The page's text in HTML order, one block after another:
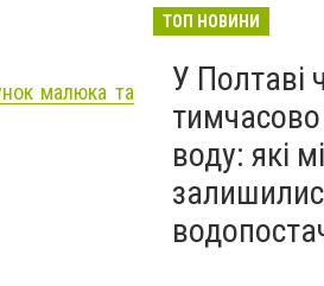
малюка та
ТОП НОВИНИ
У Полтаві
воду: які